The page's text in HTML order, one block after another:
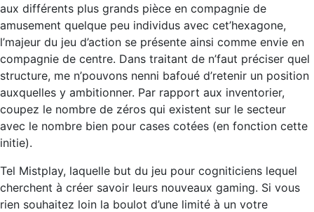
aux différents plus grands pièce en compagnie de
amusement quelque peu individus avec cet’hexagone,
l’majeur du jeu d’action se présente ainsi comme envie en
compagnie de centre. Dans traitant de n’faut préciser quel
structure, me n’pouvons nenni bafoué d’retenir un position
auxquelles y ambitionner. Par rapport aux inventorier,
coupez le nombre de zéros qui existent sur le secteur
avec le nombre bien pour cases cotées (en fonction cette
initie).
Tel Mistplay, laquelle but du jeu pour cogniticiens lequel
cherchent à créer savoir leurs nouveaux gaming. Si vous
rien souhaitez loin la boulot d’une limité à un votre